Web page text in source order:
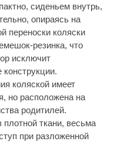
сиденьем внутрь,
опираясь на
переноски коляски
резинка, что
исключит
коляской имеет
но расположена на
родитилей.
плотной ткани, весьма
при разложенной